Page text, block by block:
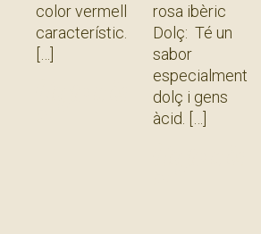
color vermell
característic.
rosa ibèric
Dolç: Té un
sabor
especialment
dolç i gens
àcid.